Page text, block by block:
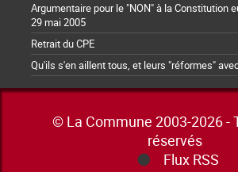
Argumentaire pour le "NON" à la Constitution
29 mai 2005
Retrait du CPE
Qu'ils s'en aillent tous, et leurs "réformes"
© La Commune 2003-2026 -
réservés
Flux RSS